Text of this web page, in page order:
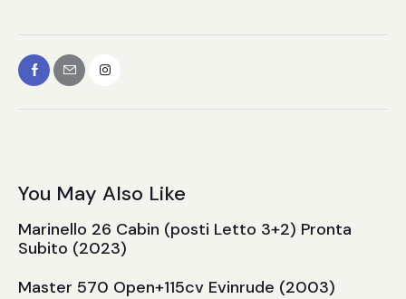
You May Also Like
Marinello 26 Cabin (posti Letto 3+2) Pronta
Subito (2023)
Master 570 Open+115cv Evinrude (2003)